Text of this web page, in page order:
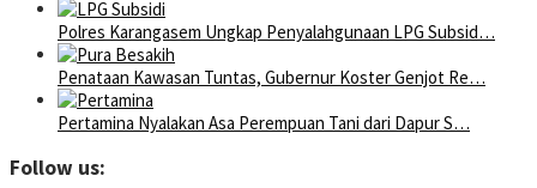
Polres Karangasem Ungkap Penyalahgunaan LPG Subsid…
Penataan Kawasan Tuntas, Gubernur Koster Genjot Re…
Pertamina Nyalakan Asa Perempuan Tani dari Dapur S…
Follow us: